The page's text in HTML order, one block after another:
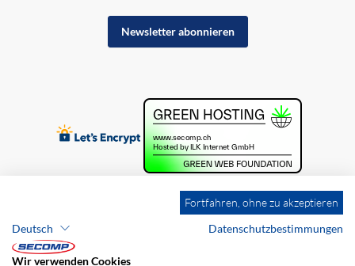
Newsletter abonnieren
Fortfahren, ohne zu akzeptieren
Deutsch
Datenschutzbestimmungen
Wir verwenden Cookies